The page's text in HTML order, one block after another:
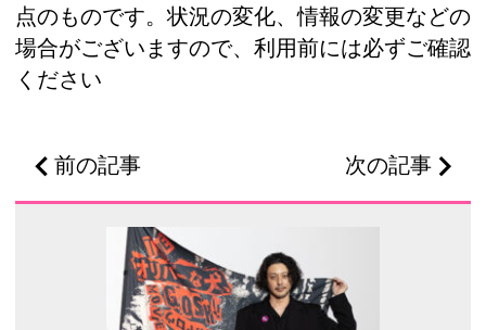
点のものです。状況の変化、情報の変更などの
場合がございますので、利用前には必ずご確認
ください
前の記事 次の記事